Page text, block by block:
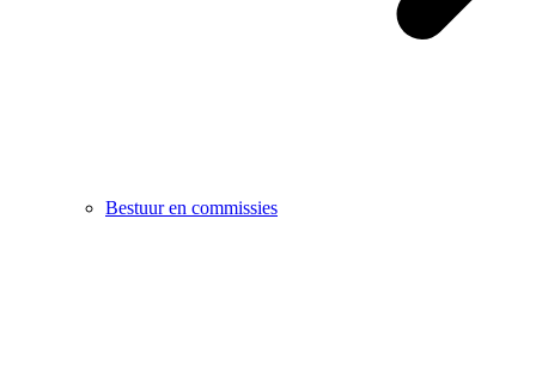
Bestuur en commissies